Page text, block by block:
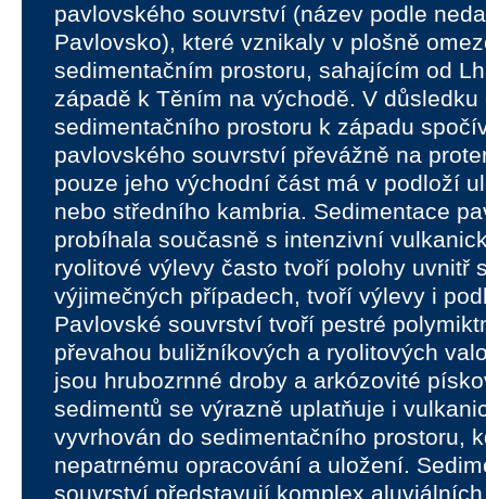
pavlovského souvrství (název podle
Pavlovsko), které vznikaly v plošně
sedimentačním prostoru, sahajícím od
západě k Těním na východě. V
sedimentačního prostoru k západu
pavlovského souvrství převážně na
pouze jeho východní část má v podloží
nebo středního kambria. Sedimentace
probíhala současně s intenzivní
ryolitové výlevy často tvoří polohy uvnitř
výjimečných případech, tvoří výlevy i
Pavlovské souvrství tvoří pestré
převahou buližníkových a ryolitových
jsou hrubozrnné droby a arkózovité
sedimentů se výrazně uplatňuje i
vyvrhován do sedimentačního prostoru,
nepatrnému opracování a uložení.
souvrství představují komplex